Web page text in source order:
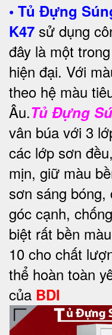
• Tủ Đựng
K47 sử dụng
đây là một
hiện đại. Với
theo hệ màu
Âu.Tủ Đựng
vân búa với 3
các lớp sơn
mịn, giữ màu
sơn sáng
góc cạnh,
biệt rất bền
10 cho chất
thể hoàn toàn
của BDI